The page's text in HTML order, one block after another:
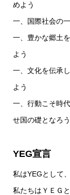
めよう
一、国際社会の
一、豊かな郷土
よう
一、文化を伝承
よう
一、行動こそ時
せ国の礎となろう
YEG宣言
私はYEGとして
私たちはＹＥＧ